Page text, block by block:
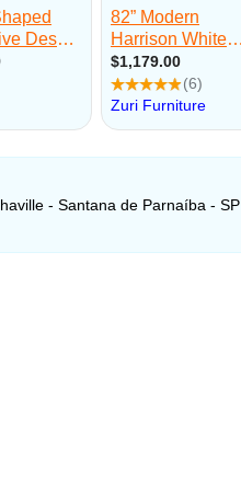
- Santana de Parnaíba - SP